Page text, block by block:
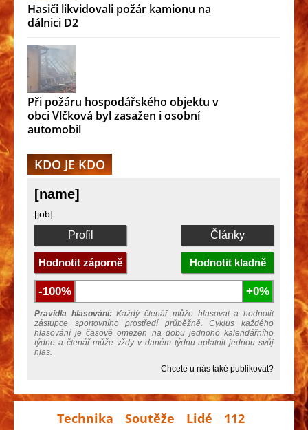
Hasiči likvidovali požár kamionu na
dálnici D2
Při požáru hospodářského objektu v
obci Vlčková byl zasažen i osobní
automobil
KDO JE KDO
[name]
[job]
Profil Články
Hodnotit záporně Hodnotit kladně
-100% +0%
Pravidla hlasování:Každý čtenář může hlasovat a hodnotit
zástupce sportovního prostředí průběžně. Cyklus každého
hlasování je časově omezen na dobu jednoho kalendářního
týdne a čtenář může vždy v daném týdnu uplatnit jednou svůj
hlas.
Chcete u nás také publikovat?
Technika Soutěže Lidé 112